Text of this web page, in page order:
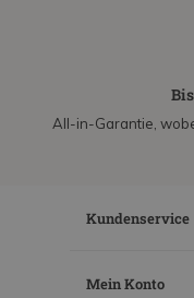
All-in-Garantie,
Kundenservice
Mein Konto